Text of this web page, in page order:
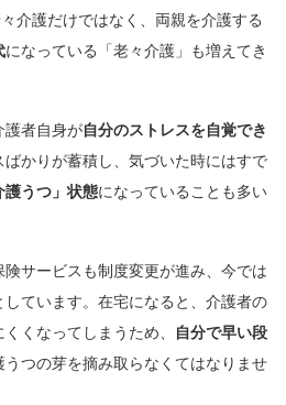
介護だけではなく、両親を介護する
になっている「老々介護」も増えてき
護者自身が自分のストレスを自覚でき
ばかりが蓄積し、気づいた時にはすで
護うつ」状態になっていることも多い
険サービスも制度変更が進み、今では
しています。在宅になると、介護者の
くなってしまうため、
自分で早い段
うつの芽を摘み取らなくてはなりませ